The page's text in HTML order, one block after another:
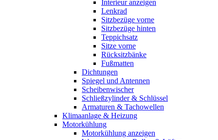
Interieur anzeigen
Lenkrad
Sitzbezüge vorne
Sitzbezüge hinten
Teppichsatz
Sitze vorne
Rücksitzbänke
Fußmatten
Dichtungen
Spiegel und Antennen
Scheibenwischer
Schließzylinder & Schlüssel
Armaturen & Tachowellen
Klimaanlage & Heizung
Motorkühlung
Motorkühlung anzeigen